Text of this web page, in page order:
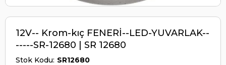
12V-- Krom-kıç FENERİ--LED-YUVARLAK--
-----SR-12680 | SR 12680
Stok Kodu SR12680